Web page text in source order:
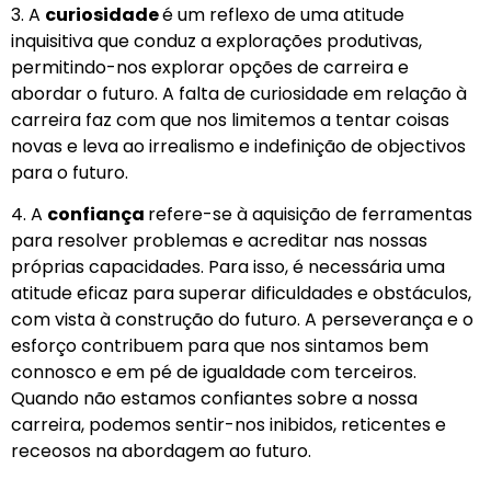
3. A curiosidadeé um reflexo de uma atitude
inquisitiva que conduz a explorações produtivas,
permitindo-nos explorar opções de carreira e
abordar o futuro. A falta de curiosidade em relação à
carreira faz com que nos limitemos a tentar coisas
novas e leva ao irrealismo e indefinição de objectivos
para o futuro.
4. A confiança refere-se à aquisição de ferramentas
para resolver problemas e acreditar nas nossas
próprias capacidades. Para isso, é necessária uma
atitude eficaz para superar dificuldades e obstáculos,
com vista à construção do futuro. A perseverança e o
esforço contribuem para que nos sintamos bem
connosco e em pé de igualdade com terceiros.
Quando não estamos confiantes sobre a nossa
carreira, podemos sentir-nos inibidos, reticentes e
receosos na abordagem ao futuro.